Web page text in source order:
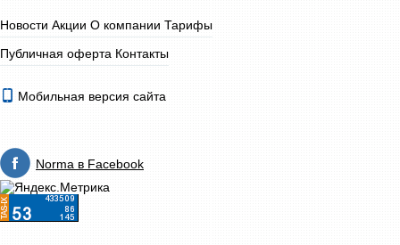
Новости Акции О компании Тарифы
Публичная оферта Контакты
Мобильная версия сайта
Norma в Facebook